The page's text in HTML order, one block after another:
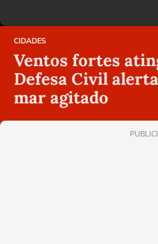
CIDADES
Ventos fortes
Defesa Civil
mar agitado